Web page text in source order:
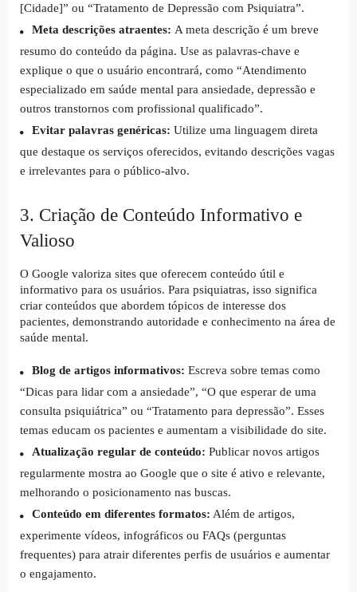
[Cidade]” ou “Tratamento de Depressão com Psiquiatra”.
Meta descrições atraentes: A meta descrição é um breve
resumo do conteúdo da página. Use as palavras-chave e
explique o que o usuário encontrará, como “Atendimento
especializado em saúde mental para ansiedade, depressão e
outros transtornos com profissional qualificado”.
Evitar palavras genéricas: Utilize uma linguagem direta
que destaque os serviços oferecidos, evitando descrições vagas
e irrelevantes para o público-alvo.
3. Criação de Conteúdo Informativo e
Valioso
O Google valoriza sites que oferecem conteúdo útil e
informativo para os usuários. Para psiquiatras, isso significa
criar conteúdos que abordem tópicos de interesse dos
pacientes, demonstrando autoridade e conhecimento na área de
saúde mental.
Blog de artigos informativos: Escreva sobre temas como
“Dicas para lidar com a ansiedade”, “O que esperar de uma
consulta psiquiátrica” ou “Tratamento para depressão”. Esses
temas educam os pacientes e aumentam a visibilidade do site.
Atualização regular de conteúdo: Publicar novos artigos
regularmente mostra ao Google que o site é ativo e relevante,
melhorando o posicionamento nas buscas.
Conteúdo em diferentes formatos: Além de artigos,
experimente vídeos, infográficos ou FAQs (perguntas
frequentes) para atrair diferentes perfis de usuários e aumentar
o engajamento.